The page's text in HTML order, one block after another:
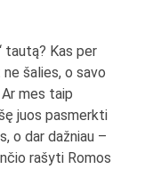
tautą? Kas per
šalies, o savo
mes taip
juos pasmerkti
o dar dažniau –
rašyti Romos